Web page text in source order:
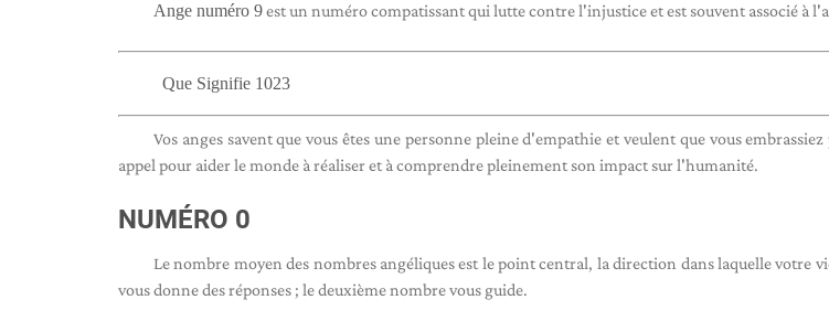
Ange numéro 9est un numéro compatissant qui lutte contre l'injustice et est souvent associé à
Que Signifie 1023
Vos anges savent que vous êtes une personne pleine d'empathie et veulent que vous
appel pour aider le monde à réaliser et à comprendre pleinement son impact sur l'humanité.
NUMÉRO 0
Le nombre moyen des nombres angéliques est le point central, la direction dans laquelle votre
vous donne des réponses ; le deuxième nombre vous guide.